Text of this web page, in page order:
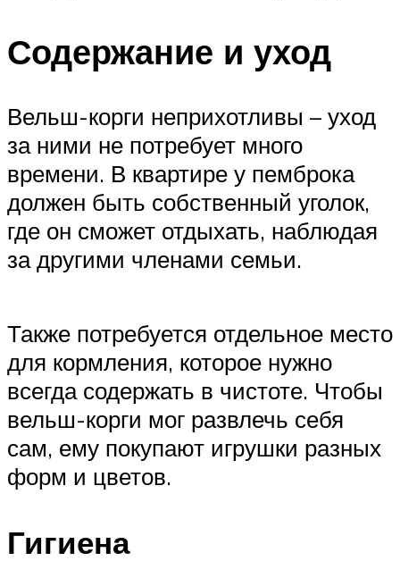
Содержание и уход
Вельш-корги неприхотливы – уход
за ними не потребует много
времени. В квартире у пемброка
должен быть собственный уголок,
где он сможет отдыхать, наблюдая
за другими членами семьи.
Также потребуется отдельное место
для кормления, которое нужно
всегда содержать в чистоте. Чтобы
вельш-корги мог развлечь себя
сам, ему покупают игрушки разных
форм и цветов.
Гигиена